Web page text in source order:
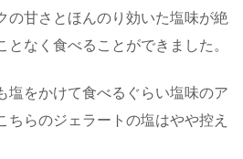
の甘さとほんのり効いた塩味が絶
なく食べることができました。
塩をかけて食べるぐらい塩味のア
ちらのジェラートの塩はやや控え